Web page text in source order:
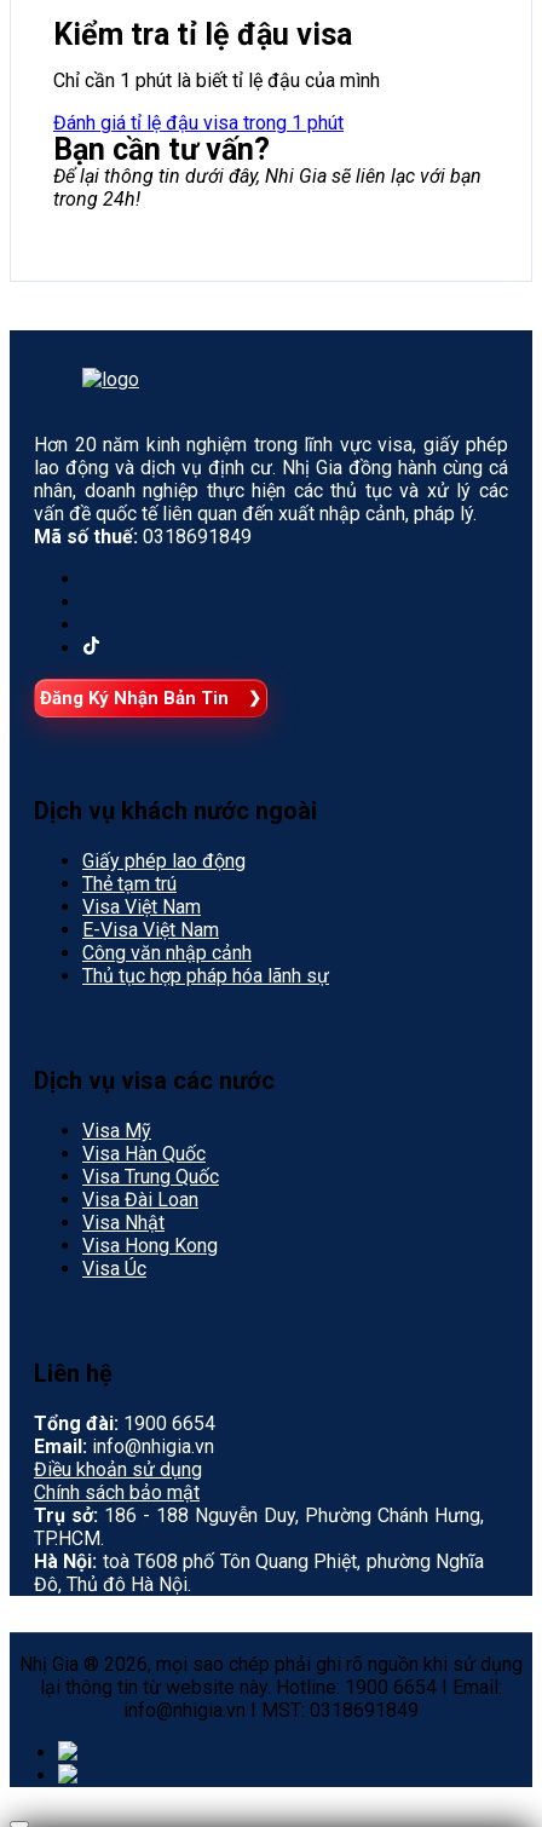
Kiểm tra tỉ lệ đậu visa
Chỉ cần 1 phút là biết tỉ lệ đậu của mình
Đánh giá tỉ lệ đậu visa trong 1 phút
Bạn cần tư vấn?
Để lại thông tin dưới đây, Nhi Gia sẽ liên lạc với bạn
trong 24h!
Hơn 20 năm kinh nghiệm trong lĩnh vực visa, giấy phép
lao động và dịch vụ định cư. Nhị Gia đồng hành cùng cá
nhân, doanh nghiệp thực hiện các thủ tục và xử lý các
vấn đề quốc tế liên quan đến xuất nhập cảnh, pháp lý.
Mã số thuế: 0318691849
Đăng Ký Nhận Bản Tin
Dịch vụ khách nước ngoài
Giấy phép lao động
Thẻ tạm trú
Visa Việt Nam
E-Visa Việt Nam
Công văn nhập cảnh
Thủ tục hợp pháp hóa lãnh sự
Dịch vụ visa các nước
Visa Mỹ
Visa Hàn Quốc
Visa Trung Quốc
Visa Đài Loan
Visa Nhật
Visa Hong Kong
Visa Úc
Liên hệ
Tổng đài: 1900 6654
Email: info@nhigia.vn
Điều khoản sử dụng
Chính sách bảo mật
Trụ sở: 186 - 188 Nguyễn Duy, Phường Chánh Hưng,
TP.HCM.
Hà Nội: toà T608 phố Tôn Quang Phiệt, phường Nghĩa
Đô, Thủ đô Hà Nội.
Nhị Gia ® 2026, mọi sao chép phải ghi rõ nguồn khi sử dụng
lại thông tin từ website này. Hotline: 1900 6654 I Email:
info@nhigia.vn I MST: 0318691849